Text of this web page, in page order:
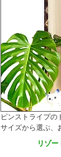
ピンストライプ
サイズから選ぶ、
リゾ